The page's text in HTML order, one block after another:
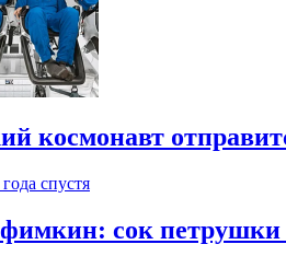
космонавт
спустя
сок петрушки